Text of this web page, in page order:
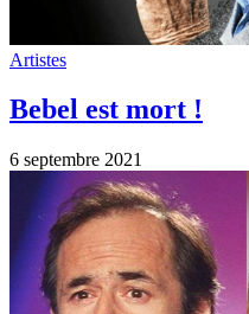
Jean-Jacques
Marceau,
Mentions légales•Politique de
© 2026 Suis-Nous. Tous droits